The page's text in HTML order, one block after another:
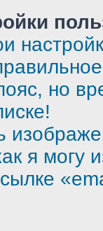
но
я могу